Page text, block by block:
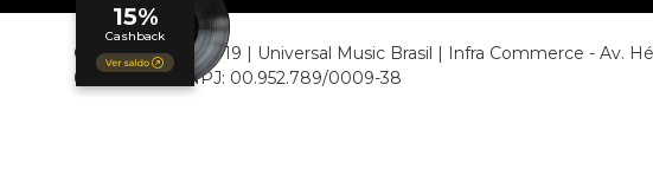
© COPYRIGHT 2019 | Universal Music Brasil | Infra Commerce - Av.
06807-000 CNPJ: 00.952.789/0009-38